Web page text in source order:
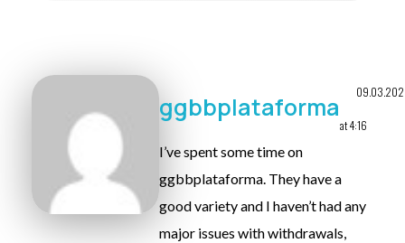
ggbbplataforma
at 4:16
I’ve spent some time on
ggbbplataforma. They have a
good variety and I haven’t had any
major issues with withdrawals,